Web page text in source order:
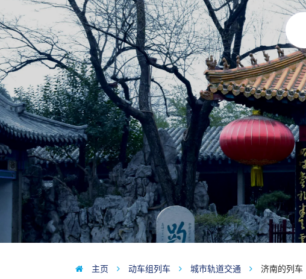
主页 动车组列车 城市轨道交通 济南的列车